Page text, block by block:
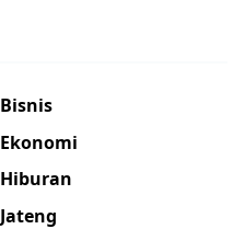
Bisnis
Ekonomi
Hiburan
Jateng